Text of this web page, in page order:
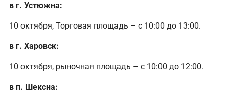
в г. Устюжна:
10 октября, Торговая площадь – с 10:00 до 13:00.
в г. Харовск:
10 октября, рыночная площадь – с 10:00 до 12:00.
в п. Шексна: